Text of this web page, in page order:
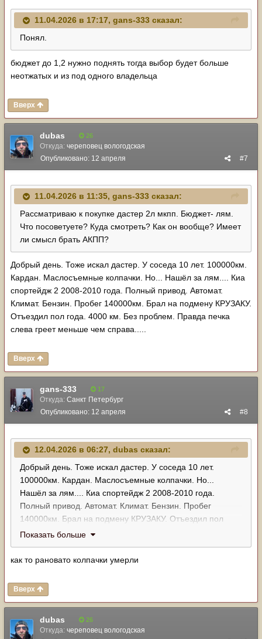
11.04.2026 в 17:17, gans-333 сказал:
Понял.
бюджет до 1,2 нужно поднять тогда выбор будет больше
неотжатых и из под одного владельца
Вверх
dubas 26
Откуда: череповец вологодская
#7
Опубликовано: 12 апреля
11.04.2026 в 11:35, gans-333 сказал:
Рассматриваю к покупке дастер 2л мкпп. Бюджет- лям.
Что посоветуете? Куда смотреть? Как он вообще? Имеет
ли смысл брать АКПП?
Добрый день. Тоже искал дастер. У соседа 10 лет. 100000км.
Кардан. Маслосъемные колпачки. Но... Нашёл за лям.... Киа
спортейдж 2 2008-2010 года. Полный привод. Автомат.
Климат. Бензин. Пробег 140000км. Брал на подмену КРУЗАКУ.
Отъездил пол года. 4000 км. Без проблем. Правда печка
слева греет меньше чем справа.....
Вверх
gans-333 17
Откуда: Санкт Петербург
#8
Опубликовано: 12 апреля
12.04.2026 в 06:27, dubas сказал:
Добрый день. Тоже искал дастер. У соседа 10 лет.
100000км. Кардан. Маслосъемные колпачки. Но...
Нашёл за лям.... Киа спортейдж 2 2008-2010 года.
Полный привод. Автомат. Климат. Бензин. Пробег
140000км. Брал на подмену КРУЗАКУ. Отъездил пол
года. 4000 км. Без проблем. Правда печка слева греет
меньше чем справа.....
Показать больше
как то рановато колпачки умерли
Вверх
dubas 26
Откуда: череповец вологодская